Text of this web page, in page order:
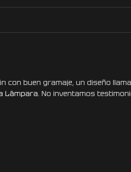
buen gramaje, un diseño
Lámpara. No inventamos